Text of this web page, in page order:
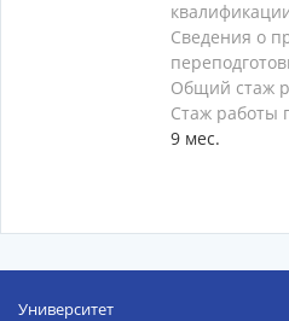
Сведения о
Общий стаж
Стаж работы
9 мес.
Университет